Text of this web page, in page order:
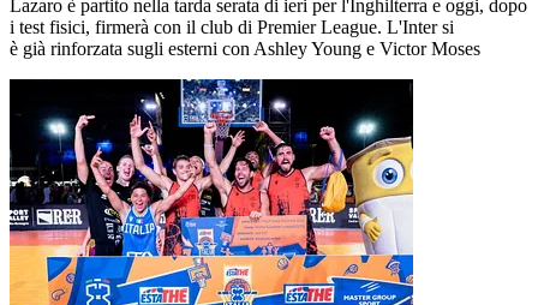
Lazaro è partito nella tarda serata di ieri per l'Inghilterra e oggi, dopo
i test fisici, firmerà con il club di Premier League. L'Inter si
è già rinforzata sugli esterni con Ashley Young e Victor Moses